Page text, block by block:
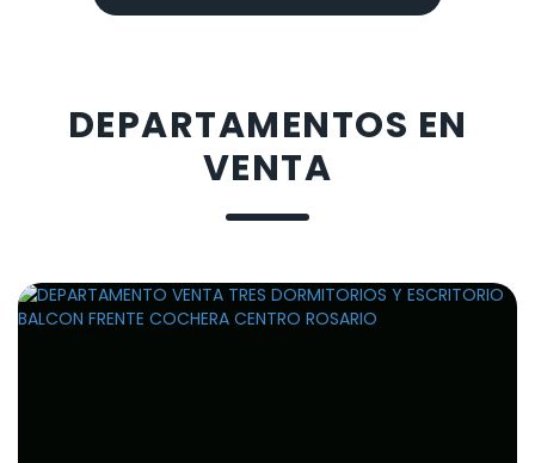
DEPARTAMENTOS EN
VENTA